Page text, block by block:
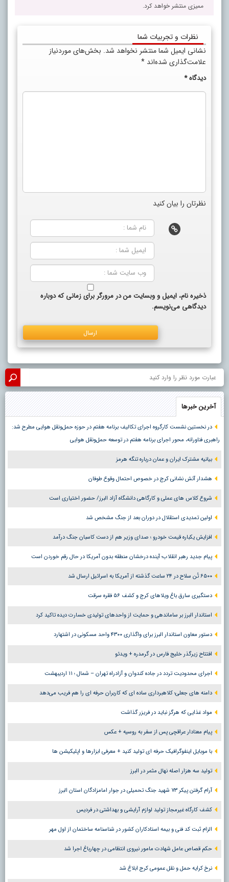
ممیزی منتشر خواهد کرد.
نظرات و تجربیات شما
نشانی ایمیل شما منتشر نخواهد شد. بخش‌های موردنیاز
علامت‌گذاری شده‌اند *
دیدگاه*
نظرتان را بیان کنید
ذخیره نام، ایمیل و وبسایت من در مرورگر برای زمانی که دوباره
دیدگاهی می‌نویسم.
آخرین خبرها
در نخستین نشست کارگروه اجرای تکالیف برنامه هفتم در حوزه حمل‌ونقل هوایی مطرح شد:
راهبری فناورانه، محور اجرای برنامه هفتم در توسعه حمل‌ونقل هوایی
بیانیه مشترک ایران و عمان درباره تنگه هرمز
هشدار آتش نشانی کرج در خصوص احتمال وقوع طوفان
شروع کلاس های عملی و کارگاهی دانشگاه آزاد البرز/ حضور اختیاری است
اولین تمدیدی استقلال در دوران بعد از جنگ مشخص شد
افزایش یکباره قیمت خودرو ؛ صدای وزیر هم از دست کاسبان جنگ درآمد
پیام جدید رهبر انقلاب؛ آینده درخشان منطقه بدون آمریکا در حال رقم خوردن است
۶۵۰۰ تُن سلاح در ۲۴ ساعت گذشته از آمریکا به اسرائیل ارسال شد
دستگیری سارق باغ ویلاهای کرج و کشف ۵۶ فقره سرقت
استاندار البرز بر ساماندهی و حمایت از واحدهای تولیدی خسارت دیده تاکید کرد
دستور معاون استاندار البرز برای واگذاری ۴۳۰۰ واحد مسکونی در اشتهارد
افتتاح زیرگذر خلیج فارس در گرمدره + ویدئو
اجرای محدودیت تردد در جاده کندوان و آزادراه تهران – شمال ؛ ١١ اردیبهشت
دامنه های جعلی؛ کلاهبرداری ساده ای که کاربران حرفه ای را هم فریب می‌دهد
مواد غذایی که هرگز نباید در فریزر گذاشت
پیام معنادار عراقچی پس از سفر به روسیه + عکس
با موبایل اینفوگرافیک حرفه ای تولید کنید + معرفی ابزارها و اپلیکیشن ها
تولید سه هزار اصله نهال مثمر در البرز
آرام گرفتن پیکر ۷۳ شهید جنگ تحمیلی در جوار امامزادگان استان البرز
کشف کارگاه غیرمجاز تولید لوازم آرایشی و بهداشتی در فردیس
الزام ثبت کد فنی و بیمه استادکاران کشور در شناسنامه ساختمان از اول مهر
حکم قصاص عامل شهادت مامور نیروی انتظامی در چهارباغ اجرا شد
نرخ کرایه حمل و نقل عمومی کرج ابلاغ شد